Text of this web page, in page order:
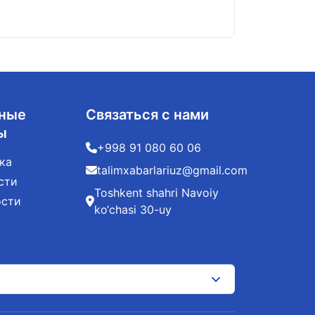
Связаться с нами
+998 91 080 60 06
talimxabarlariuz@gmail.com
Toshkent shahri Navoiy
ko‘chasi 30-uy